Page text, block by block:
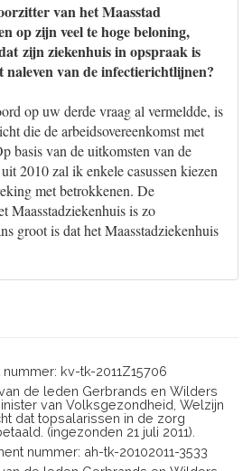
van het Maasstad
op zijn veel te hoge beloning,
zijn ziekenhuis in opspraak is
van de infectierichtlijnen?
op uw derde vraag al vermeldde, is
die de arbeidsovereenkomst met
basis van de uitkomsten van de
2010 zal ik enkele casussen kiezen
met betrokkenen. De
Maasstadziekenhuis is zo
groot is dat het Maasstadziekenhuis
kv-tk-2011Z15706
de leden Gerbrands en Wilders
van Volksgezondheid, Welzijn
dat topsalarissen in de zorg
(ingezonden 21 juli 2011).
nummer: ah-tk-20102011-3533